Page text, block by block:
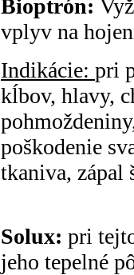
Bioptrón:
vplyv na
Indikácie: pri
kĺbov, hlavy,
poškodenie
tkaniva, zápal
Solux: pri
jeho tepelné